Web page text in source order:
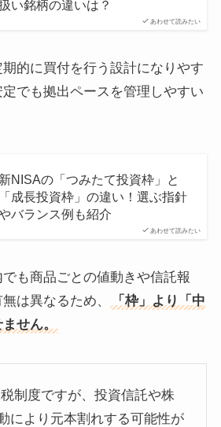
あわせて読みたい
い銘柄の違いは？
期的に買付を行う設計になりやす
でも拠出ペースを管理しやすい
あわせて読みたい
新NISAの「つみたて投資枠」と
「成長投資枠」の違い！選ぶ指針
バランス例も紹介
も商品ごとの値動きや信託報
は異なるため、
「枠」より「中
せん。
制度ですが、投資信託や株
により元本割れする可能性が